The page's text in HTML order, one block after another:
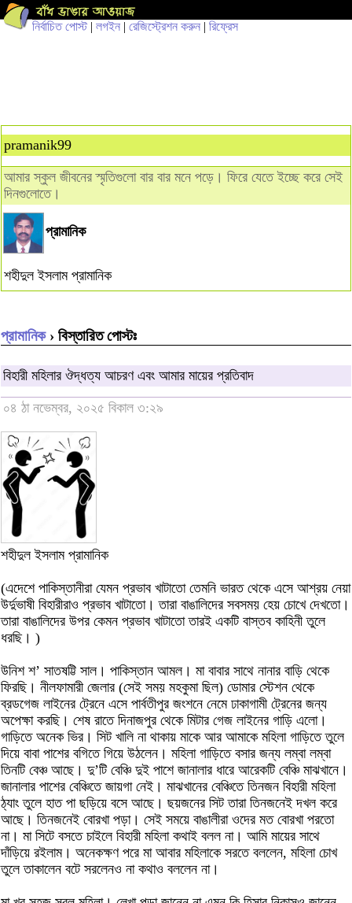
নির্বাচিত পোস্ট| লগইন | রেজিস্ট্রেশন করুন | রিফ্রেস
pramanik99
আমার স্কুল জীবনের স্মৃতিগুলো বার বার মনে পড়ে। ফিরে যেতে ইচ্ছে করে সেই
দিনগুলোতে।
প্রামানিক
শহীদুল ইসলাম প্রামানিক
প্রামানিক› বিস্তারিত পোস্টঃ
বিহারী মহিলার ঔদ্ধত্য আচরণ এবং আমার মায়ের প্রতিবাদ
০৪ ঠা নভেম্বর, ২০২৫ বিকাল ৩:২৯
শহীদুল ইসলাম প্রামানিক
(এদেশে পাকিস্তানীরা যেমন প্রভাব খাটাতো তেমনি ভারত থেকে এসে আশ্রয় নেয়া
উর্দুভাষী বিহারীরাও প্রভাব খাটাতো। তারা বাঙালিদের সবসময় হেয় চোখে দেখতো।
তারা বাঙালিদের উপর কেমন প্রভাব খাটাতো তারই একটি বাস্তব কাহিনী তুলে
ধরছি। )
উনিশ শ’ সাতষট্টি সাল। পাকিস্তান আমল। মা বাবার সাথে নানার বাড়ি থেকে
ফিরছি। নীলফামারী জেলার (সেই সময় মহকুমা ছিল) ডোমার স্টেশন থেকে
ব্রডগেজ লাইনের ট্রেনে এসে পার্বতীপুর জংশনে নেমে ঢাকাগামী ট্রেনের জন্য
অপেক্ষা করছি। শেষ রাতে দিনাজপুর থেকে মিটার গেজ লাইনের গাড়ি এলো।
গাড়িতে অনেক ভির। সিট খালি না থাকায় মাকে আর আমাকে মহিলা গাড়িতে তুলে
দিয়ে বাবা পাশের বগিতে গিয়ে উঠলেন। মহিলা গাড়িতে বসার জন্য লম্বা লম্বা
তিনটি বেঞ্চ আছে। দু’টি বেঞ্চি দুই পাশে জানালার ধারে আরেকটি বেঞ্চি মাঝখানে।
জানালার পাশের বেঞ্চিতে জায়গা নেই। মাঝখানের বেঞ্চিতে তিনজন বিহারী মহিলা
ঠ্যাং তুলে হাত পা ছড়িয়ে বসে আছে। ছয়জনের সিট তারা তিনজনেই দখল করে
আছে। তিনজনেই বোরখা পড়া। সেই সময়ে বাঙালীরা ওদের মত বোরখা পরতো
না। মা সিটে বসতে চাইলে বিহারী মহিলা কথাই বলল না। আমি মায়ের সাথে
দাঁড়িয়ে রইলাম। অনেকক্ষণ পরে মা আবার মহিলাকে সরতে বললেন, মহিলা চোখ
তুলে তাকালেন বটে সরলেনও না কথাও বললেন না।